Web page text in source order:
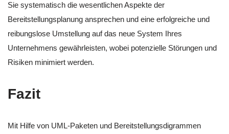
Sie systematisch die wesentlichen Aspekte der
Bereitstellungsplanung ansprechen und eine erfolgreiche und
reibungslose Umstellung auf das neue System Ihres
Unternehmens gewährleisten, wobei potenzielle Störungen und
Risiken minimiert werden.
Fazit
Mit Hilfe von UML-Paketen und Bereitstellungsdigrammen